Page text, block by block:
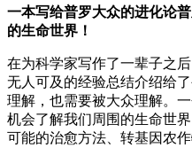
一本写给普罗大众的进化论
的生命世界！
在为科学家写作了一辈子之
无人可及的经验总结介绍给
理解，也需要被大众理解。
机会了解我们周围的生命世
可能的治愈方法、转基因农